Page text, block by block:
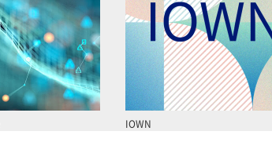
IOWN